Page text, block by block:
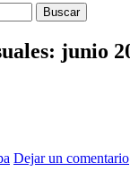
junio
Dejar un comentario